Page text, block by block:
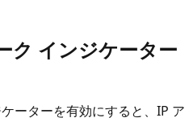
ク インジケーター
ーターを有効にすると、IP ア